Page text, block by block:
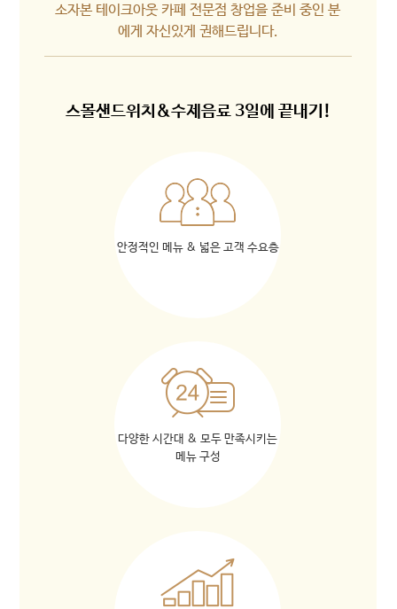
소자본 테이크아웃 카페 전문점 창업을 준비 중인 분
에게 자신있게 권해드립니다.
스몰샌드위치&수제음료 3일에 끝내기!
안정적인 메뉴 & 넓은 고객 수요층
다양한 시간대 & 모두 만족시키는
메뉴 구성